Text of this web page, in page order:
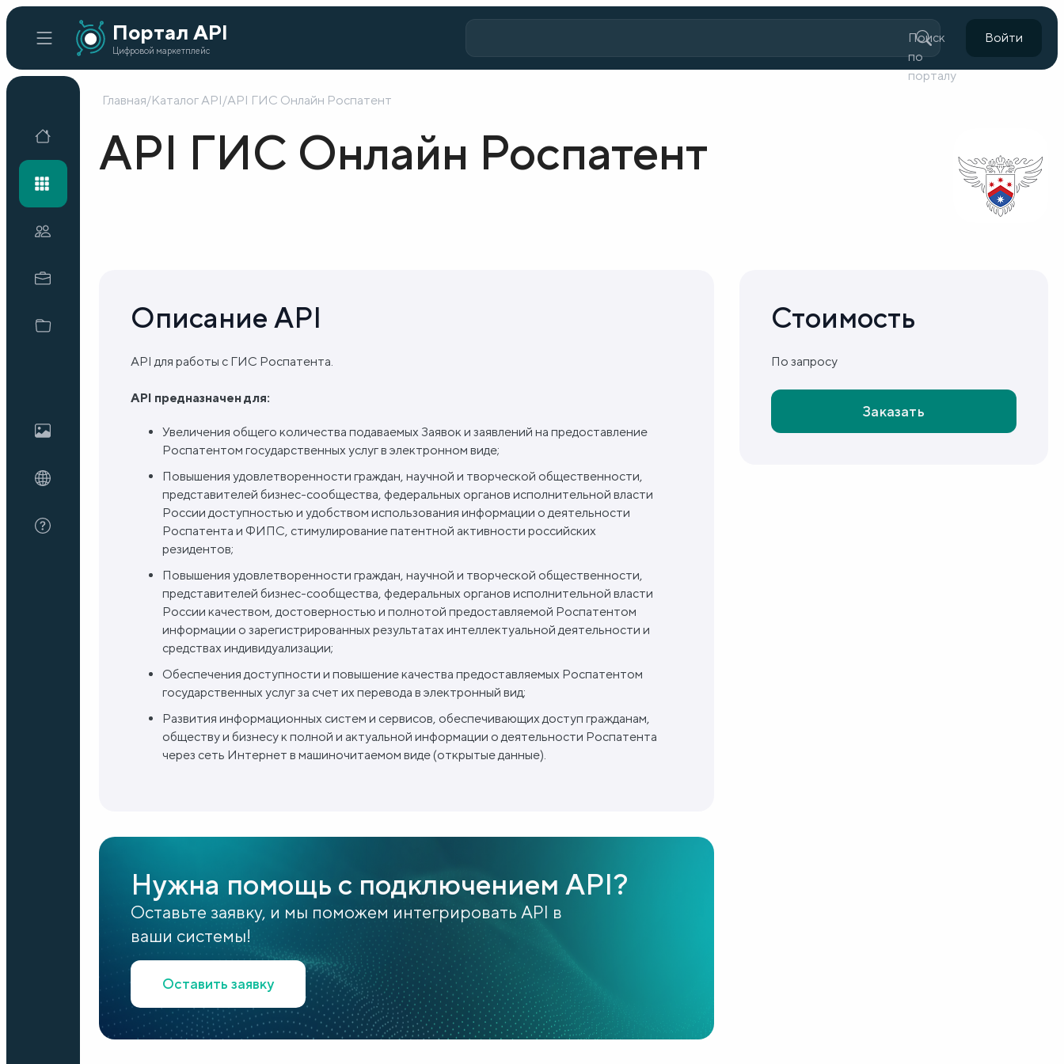
Портал API
Цифровой маркетплейс
Поиск
по
порталу
Войти
Главная/Каталог API/API ГИС Онлайн Роспатент
API ГИС Онлайн Роспатент
Описание API
API для работы с ГИС Роспатента.
API предназначен для:
Увеличения общего количества подаваемых Заявок и заявлений на предоставление
Роспатентом государственных услуг в электронном виде;
Повышения удовлетворенности граждан, научной и творческой общественности,
представителей бизнес-сообщества, федеральных органов исполнительной власти
России доступностью и удобством использования информации о деятельности
Роспатента и ФИПС, стимулирование патентной активности российских
резидентов;
Повышения удовлетворенности граждан, научной и творческой общественности,
представителей бизнес-сообщества, федеральных органов исполнительной власти
России качеством, достоверностью и полнотой предоставляемой Роспатентом
информации о зарегистрированных результатах интеллектуальной деятельности и
средствах индивидуализации;
Обеспечения доступности и повышение качества предоставляемых Роспатентом
государственных услуг за счет их перевода в электронный вид;
Развития информационных систем и сервисов, обеспечивающих доступ гражданам,
обществу и бизнесу к полной и актуальной информации о деятельности Роспатента
через сеть Интернет в машиночитаемом виде (открытые данные).
Нужна помощь с подключением API?
Оставьте заявку, и мы поможем интегрировать API в
ваши системы!
Оставить заявку
Стоимость
По запросу
Заказать